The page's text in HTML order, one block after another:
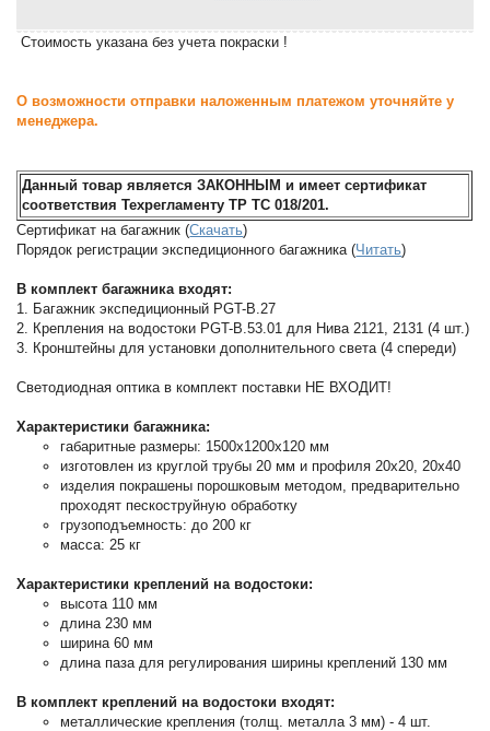
Cтоимость указана без учета покраски !
О возможности отправки наложенным платежом уточняйте у
менеджера.
Данный товар является ЗАКОННЫМ и имеет сертификат
соответствия Техрегламенту ТР ТС 018/201.
Сертификат на багажник (Скачать)
Порядок регистрации экспедиционного багажника (Читать)
В комплект багажника входят:
1. Багажник экспедиционный PGT-B.27
2. Крепления на водостоки PGT-B.53.01 для Нива 2121, 2131 (4 шт.)
3. Кронштейны для установки дополнительного света (4 спереди)
Светодиодная оптика в комплект поставки НЕ ВХОДИТ!
Характеристики багажника:
габаритные размеры: 1500х1200х120 мм
изготовлен из круглой трубы 20 мм и профиля 20х20, 20х40
изделия покрашены порошковым методом, предварительно
проходят пескоструйную обработку
грузоподъемность: до 200 кг
масса: 25 кг
Характеристики креплений на водостоки:
высота 110 мм
длина 230 мм
ширина 60 мм
длина паза для регулирования ширины креплений 130 мм
В комплект креплений на водостоки входят:
металлические крепления (толщ. металла 3 мм) - 4 шт.